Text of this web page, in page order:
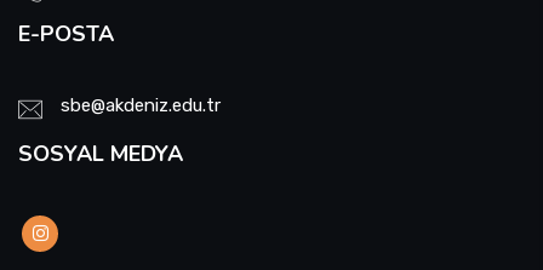
E-POSTA
sbe@akdeniz.edu.tr
SOSYAL MEDYA